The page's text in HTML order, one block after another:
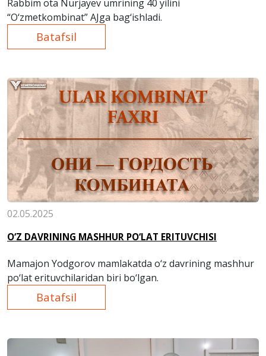
Rabbim ota Nurjayev umrining 40 yilini
“O‘zmetkombinat” AJga bag‘ishladi.
Batafsil
02.05.2025
O‘Z DAVRINING MASHHUR PO‘LAT ERITUVCHISI
Mamajon Yodgorov mamlakatda o‘z davrining mashhur
po‘lat erituvchilaridan biri bo‘lgan.
Batafsil